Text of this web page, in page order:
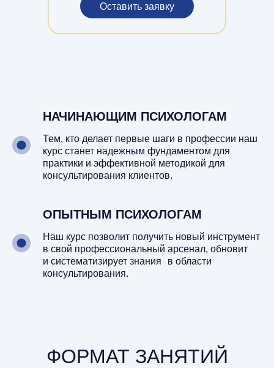
Оставить заявку
НАЧИНАЮЩИМ ПСИХОЛОГАМ
Тем, кто делает первые шаги в профессии наш
курс станет надежным фундаментом для
практики и эффективной методикой для
консультирования клиентов.
ОПЫТНЫМ ПСИХОЛОГАМ
Наш курс позволит получить новый инструмент
в свой профессиональный арсенал, обновит
и систематизирует знания в области
консультирования.
ФОРМАТ ЗАНЯТИЙ